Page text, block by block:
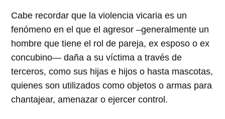
Cabe recordar que la violencia vicaria es un
fenómeno en el que el agresor –generalmente un
hombre que tiene el rol de pareja, ex esposo o ex
concubino— daña a su víctima a través de
terceros, como sus hijas e hijos o hasta mascotas,
quienes son utilizados como objetos o armas para
chantajear, amenazar o ejercer control.